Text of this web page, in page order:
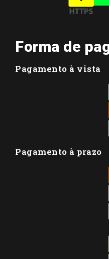
Forma de
Pagamento à vista
Pagamento à prazo